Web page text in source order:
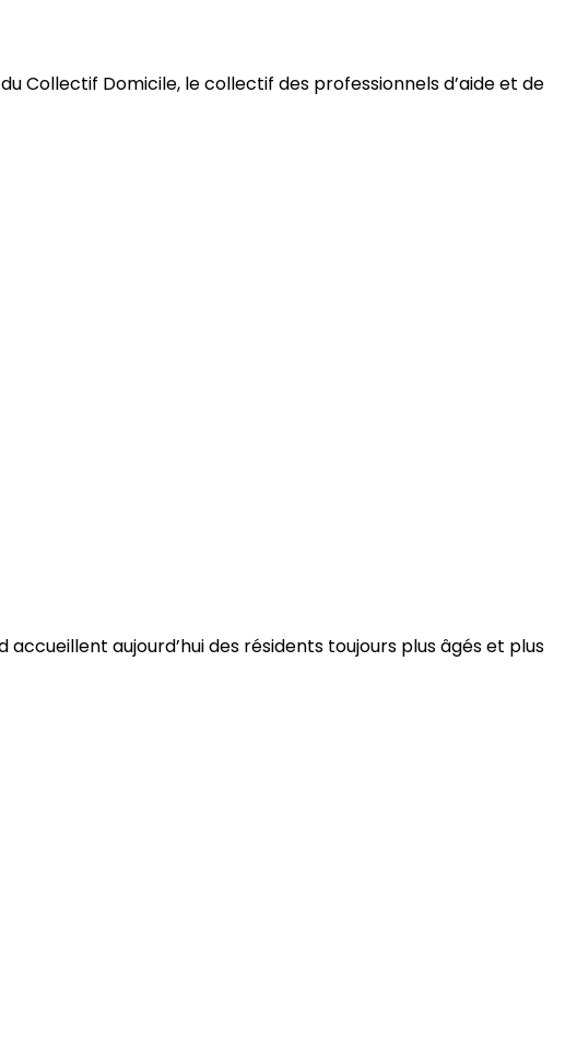
Collectif Domicile, le collectif des professionnels d’aide et de
aujourd’hui des résidents toujours plus âgés et plus